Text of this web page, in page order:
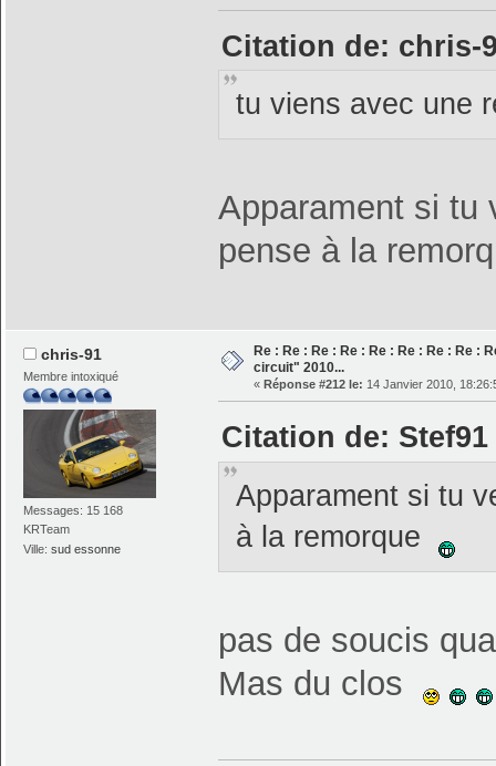
Citation de: chris-
tu viens avec une
Apparament si tu
pense à la
chris-91
Membre intoxiqué
Messages: 15 168
KRTeam
Ville:sud essonne
Re : Re : Re : Re : Re : Re : Re : Re :
circuit" 2010...
« Réponse #212 le: 14 Janvier 2010,
Citation de: Stef91
Apparament si tu
à la remorque
pas de soucis
Mas du clos